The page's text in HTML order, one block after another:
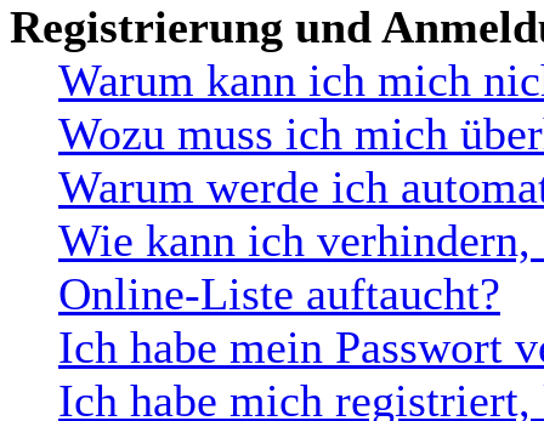
Registrierung und
Warum kann ich mich
Wozu muss ich mich
Warum werde ich
Wie kann ich verhindern,
Online-Liste auftaucht?
Ich habe mein Passwort
Ich habe mich